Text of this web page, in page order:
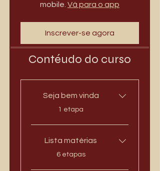
mobile. Vá para o app
Inscrever-se agora
Contéudo do curso
Seja bem vinda
.
1 etapa
Lista matérias
.
6 etapas